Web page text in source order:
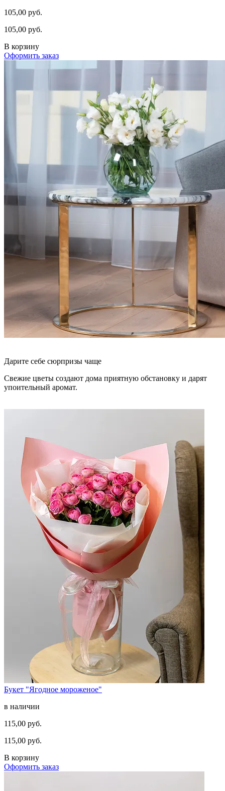
105,00 руб.
105,00 руб.
В корзину
Оформить заказ
Дарите себе сюрпризы чаще
Свежие цветы создают дома приятную обстановку и дарят
упоительный аромат.
Букет "Ягодное мороженое"
в наличии
115,00 руб.
115,00 руб.
В корзину
Оформить заказ